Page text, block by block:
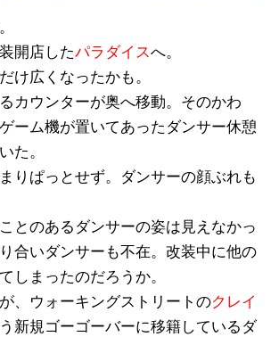
開店したパラダイスへ。
け広くなったかも。
カウンターが奥へ移動。そのかわ
ーム機が置いてあったダンサー休憩
た。
りぱっとせず。ダンサーの顔ぶれも
とのあるダンサーの姿は見えなかっ
合いダンサーも不在。改装中に他の
しまったのだろうか。
、ウォーキングストリートのクレイ
新規ゴーゴーバーに移籍しているダ